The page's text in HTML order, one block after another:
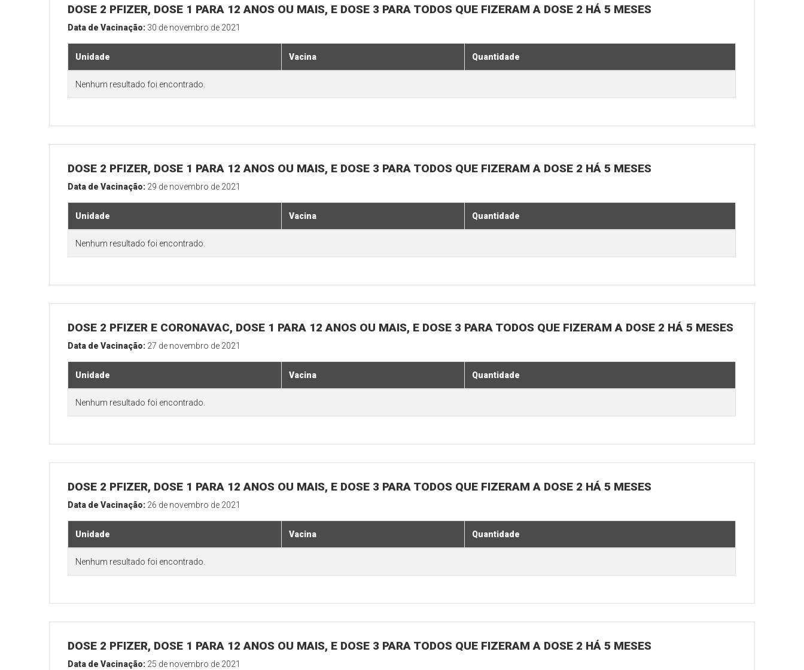
DOSE 2 PFIZER, DOSE 1 PARA 12 ANOS OU MAIS, E DOSE 3 PARA TODOS QUE FIZERAM A DOSE 2 HÁ 5 MESES
Data de Vacinação: 30 de novembro de 2021
Unidade Vacina Quantidade
Nenhum resultado foi encontrado.
DOSE 2 PFIZER, DOSE 1 PARA 12 ANOS OU MAIS, E DOSE 3 PARA TODOS QUE FIZERAM A DOSE 2 HÁ 5 MESES
Data de Vacinação: 29 de novembro de 2021
Unidade Vacina Quantidade
Nenhum resultado foi encontrado.
DOSE 2 PFIZER E CORONAVAC, DOSE 1 PARA 12 ANOS OU MAIS, E DOSE 3 PARA TODOS QUE FIZERAM A DOSE 2 HÁ 5 MESES
Data de Vacinação: 27 de novembro de 2021
Unidade Vacina Quantidade
Nenhum resultado foi encontrado.
DOSE 2 PFIZER, DOSE 1 PARA 12 ANOS OU MAIS, E DOSE 3 PARA TODOS QUE FIZERAM A DOSE 2 HÁ 5 MESES
Data de Vacinação: 26 de novembro de 2021
Unidade Vacina Quantidade
Nenhum resultado foi encontrado.
DOSE 2 PFIZER, DOSE 1 PARA 12 ANOS OU MAIS, E DOSE 3 PARA TODOS QUE FIZERAM A DOSE 2 HÁ 5 MESES
Data de Vacinação: 25 de novembro de 2021